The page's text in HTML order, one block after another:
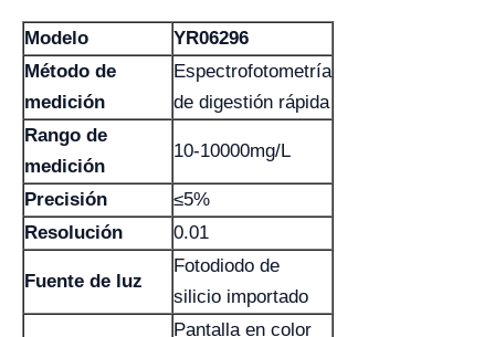
Modelo
YR06296
Método de
medición
Espectrofotometría
de digestión rápida
Rango de
medición
10-10000mg/L
Precisión
≤5%
Resolución
0.01
Fuente de luz
Fotodiodo de
silicio importado
Pantalla en color